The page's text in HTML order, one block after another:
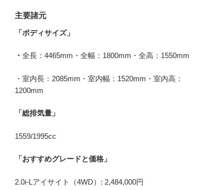
主要諸元
「ボディサイズ」
・ 全長：4465mm・全幅：1800mm・全高：1550mm
・室内長：2085mm・室内幅：1520mm・室内高：
1200mm
「総排気量」
1559/1995cc
「おすすめグレードと価格」
2.0i-Lアイサイト（4WD）: 2,484,000円